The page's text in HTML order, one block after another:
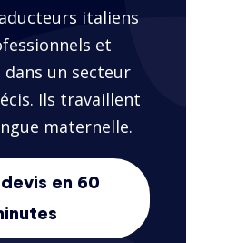
italiens
et
dans un secteur
Ils travaillent
maternelle.
en 60